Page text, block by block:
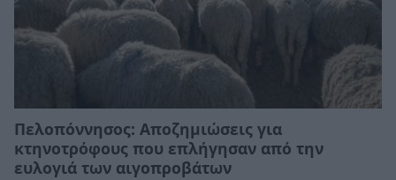
Πελοπόννησος: Αποζημιώσεις για
κτηνοτρόφους που επλήγησαν από την
ευλογιά των αιγοπροβάτων